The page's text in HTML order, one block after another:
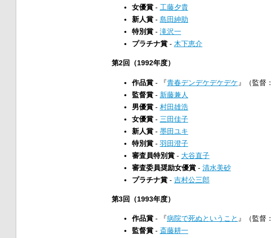
女優賞- 工藤夕貴
新人賞- 島田紳助
特別賞- 滝沢一
プラチナ賞- 木下恵介
第2回（1992年度）
作品賞- 『青春デンデケデケデケ 』（監督：
監督賞- 新藤兼人
男優賞- 村田雄浩
女優賞- 三田佳子
新人賞- 墨田ユキ
特別賞- 羽田澄子
審査員特別賞- 大谷直子
審査委員奨励女優賞- 清水美砂
プラチナ賞- 吉村公三郎
第3回（1993年度）
作品賞- 『病院で死ぬということ 』（監督：
監督賞- 斎藤耕一